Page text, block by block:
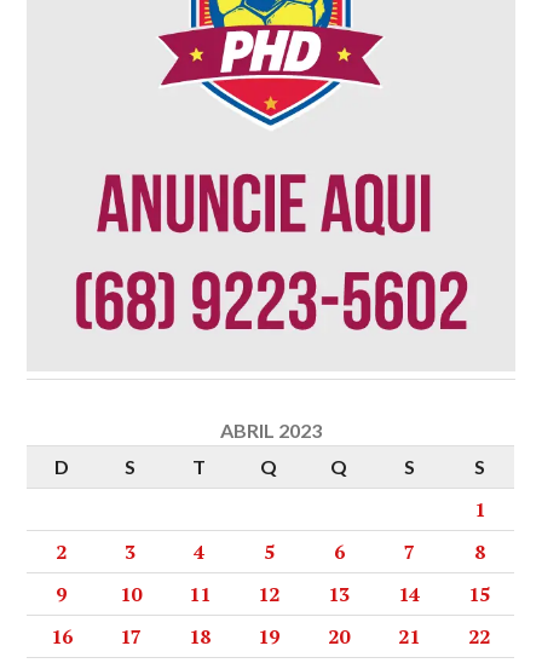
ABRIL 2023
D
S T Q Q S S
1
2
3 4 5 6 7
8
9
10 11 12 13 14
15
16
17 18 19 20 21
22